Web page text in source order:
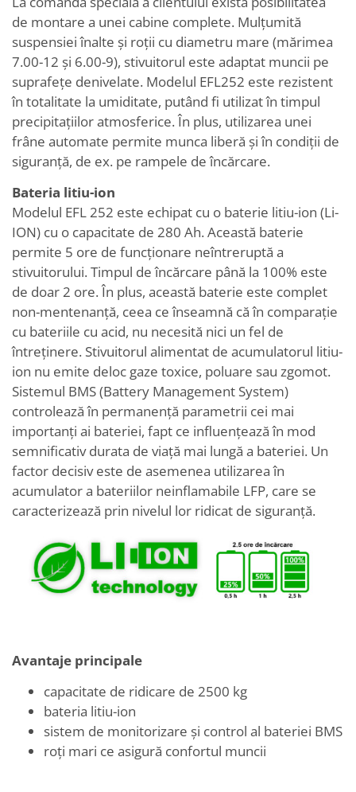
de montare a unei cabine complete. Mulțumită
suspensiei înalte și roții cu diametru mare (mărimea
7.00-12 și 6.00-9), stivuitorul este adaptat muncii pe
suprafețe denivelate. Modelul EFL252 este rezistent
în totalitate la umiditate, putând fi utilizat în timpul
precipitațiilor atmosferice. În plus, utilizarea unei
frâne automate permite munca liberă și în condiții de
siguranță, de ex. pe rampele de încărcare.
Bateria litiu-ion
Modelul EFL 252 este echipat cu o baterie litiu-ion (Li-
ION) cu o capacitate de 280 Ah. Această baterie
permite 5 ore de funcționare neîntreruptă a
stivuitorului. Timpul de încărcare până la 100% este
de doar 2 ore. În plus, această baterie este complet
non-mentenanță, ceea ce înseamnă că în comparație
cu bateriile cu acid, nu necesită nici un fel de
întreținere. Stivuitorul alimentat de acumulatorul litiu-
ion nu emite deloc gaze toxice, poluare sau zgomot.
Sistemul BMS (Battery Management System)
controlează în permanență parametrii cei mai
importanți ai bateriei, fapt ce influențează în mod
semnificativ durata de viață mai lungă a bateriei. Un
factor decisiv este de asemenea utilizarea în
acumulator a bateriilor neinflamabile LFP, care se
caracterizează prin nivelul lor ridicat de siguranță.
Avantaje principale
capacitate de ridicare de 2500 kg
bateria litiu-ion
sistem de monitorizare și control al bateriei BMS
roți mari ce asigură confortul muncii